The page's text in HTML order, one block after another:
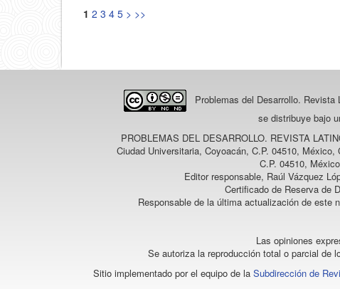
1 2 3 4 5 > >>
Problemas del Desarrollo.
se distribuye bajo
PROBLEMAS DEL DESARROLLO. REVISTA
Ciudad Universitaria, Coyoacán, C.P. 04510,
C.P. 04510,
Editor responsable, Raúl Vázquez
Certificado de Reserva de
Responsable de la última actualización de
Las opiniones
Se autoriza la reproducción total o parcial de
Sitio implementado por el equipo de la Subdirección de